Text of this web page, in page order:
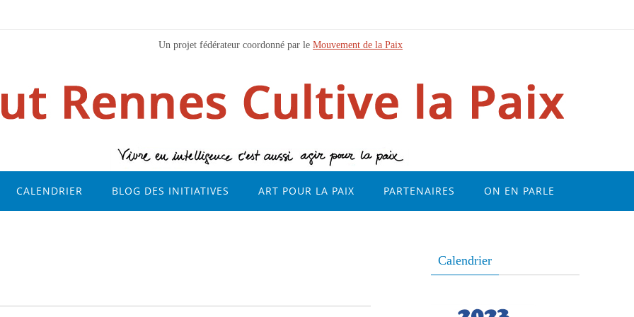
Un projet fédérateur coordonné par le Mouvement de la Paix
CALENDRIER BLOG DES INITIATIVES ART POUR LA PAIX PARTENAIRES ON EN PARLE
Calendrier